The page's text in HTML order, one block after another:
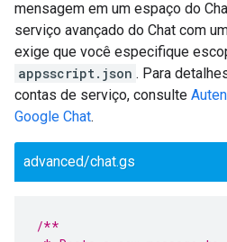
mensagem em um espaço do
serviço avançado do Chat com
exige que você especifique
appsscript.json . Para
contas de serviço, consulte
Google Chat.
advanced/chat.gs
/**